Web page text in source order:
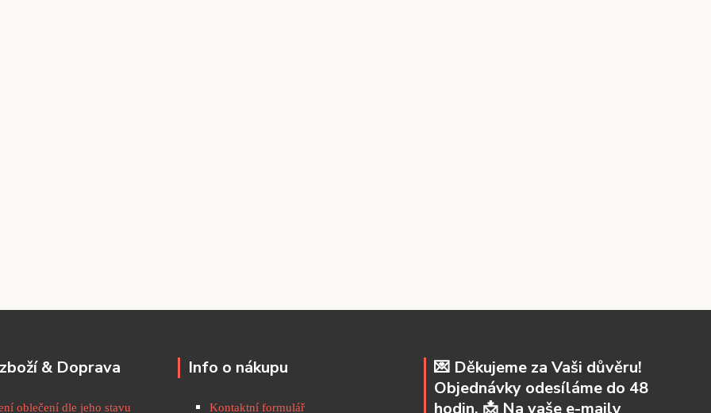
& Doprava
oblečení dle jeho stavu
Info o nákupu
Kontaktní formulář
💌 Děkujeme za Vaši důvěru!
Objednávky odesíláme do 48
hodin. 📩 Na vaše e-maily